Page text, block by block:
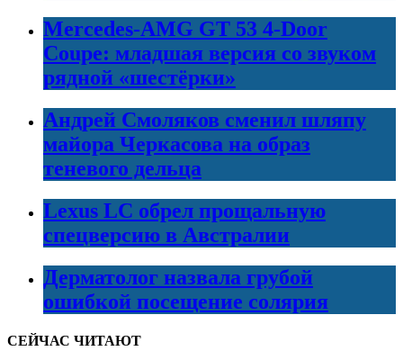
Mercedes-AMG GT 53 4-Door
Coupe: младшая версия со звуком
рядной «шестёрки»
Андрей Смоляков сменил шляпу
майора Черкасова на образ
теневого дельца
Lexus LC обрел прощальную
спецверсию в Австралии
Дерматолог назвала грубой
ошибкой посещение солярия
СЕЙЧАС ЧИТАЮТ